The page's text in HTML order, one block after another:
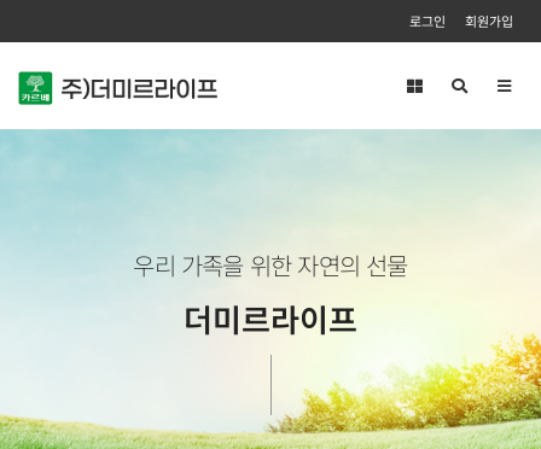
로그인 회원가입
우리 가족을 위한 자연의 선물
더미르라이프